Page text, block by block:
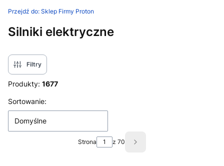
Przejdź do: Sklep Firmy Proton
Silniki elektryczne
Filtry
Produkty: 1677
Lista produktów
Sortowanie:
Domyślne
Strona z 70 Następne produkty